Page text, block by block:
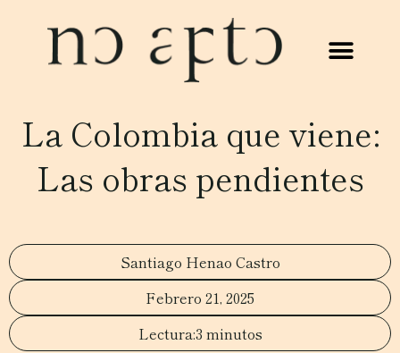
La Colombia que viene:
Las obras pendientes
Santiago Henao Castro
Febrero 21, 2025
3 minutos